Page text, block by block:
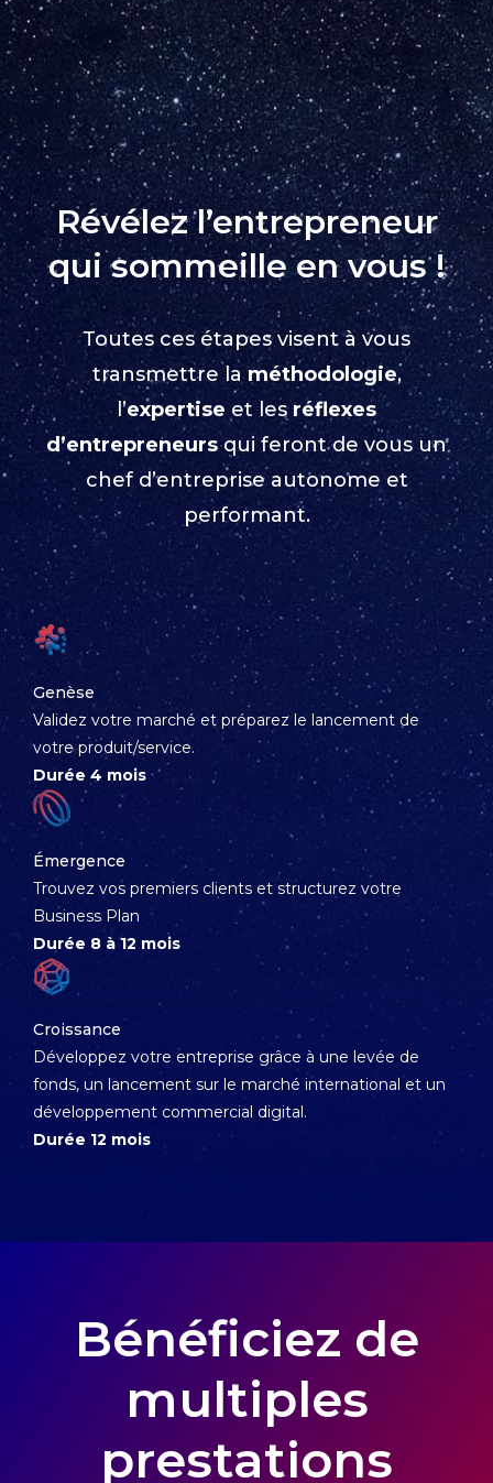
Révélez l’entrepreneur
qui sommeille en vous !
Toutes ces étapes visent à vous
transmettre laméthodologie,
l’expertise et lesréflexes
d’entrepreneursqui feront de vous un
chef d’entreprise autonome et
performant.
Genèse
Validez votre marché et préparez le lancement de
votre produit/service.
Durée 4 mois
Émergence
Trouvez vos premiers clients et structurez votre
Business Plan
Durée 8 à 12 mois
Croissance
Développez votre entreprise grâce à une levée de
fonds, un lancement sur le marché international et un
développement commercial digital.
Durée 12 mois
Bénéficiez de
multiples
prestations